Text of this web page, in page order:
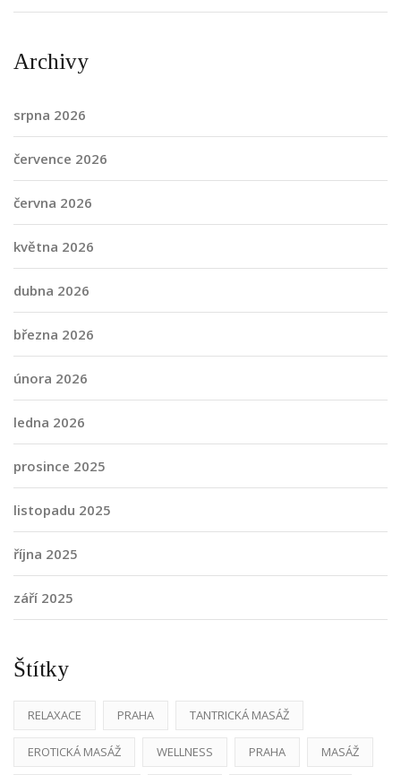
Archivy
srpna 2026
července 2026
června 2026
května 2026
dubna 2026
března 2026
února 2026
ledna 2026
prosince 2025
listopadu 2025
října 2025
září 2025
Štítky
RELAXACE PRAHA TANTRICKÁ MASÁŽ
EROTICKÁ MASÁŽ WELLNESS PRAHA MASÁŽ